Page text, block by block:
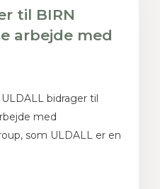
til BIRN
arbejde med
bidrager til
med
som ULDALL er en